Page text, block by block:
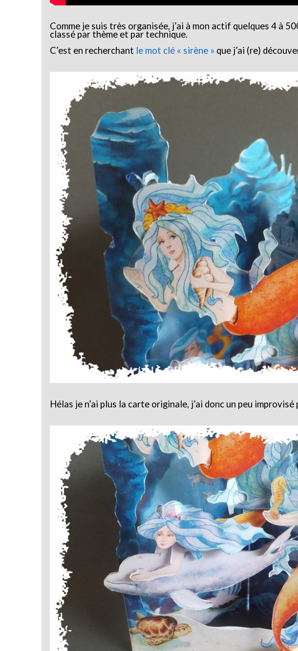
Comme je suis très organisée, j’ai à mon actif quelques 4 à
classé par thème et par technique.
C’est en recherchant le mot clé « sirène » que j’ai (re)
Hélas je n’ai plus la carte originale, j’ai donc un peu